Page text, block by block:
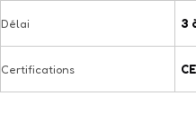
Délai 3
Certifications